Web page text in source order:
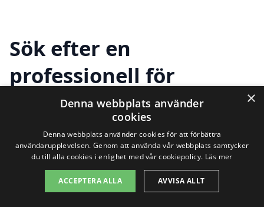
Sök efter en
professionell för
fönsterputsning i andra
städer nära Undenäs
Att hitta en pålitlig och professionell tjänst
för fönsterputsning i Undenäs behöver
×
Denna webbplats använder
cookies
Denna webbplats använder cookies för att förbättra
användarupplevelsen. Genom att använda vår webbplats samtycker
du till alla cookies i enlighet med vår cookiepolicy. Läs mer
ACCEPTERA ALLA AVVISA ALLT